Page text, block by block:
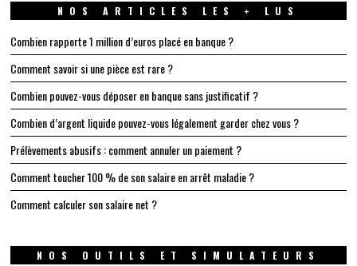
NOS ARTICLES LES + LUS
Combien rapporte 1 million d’euros placé en banque ?
Comment savoir si une pièce est rare ?
Combien pouvez-vous déposer en banque sans justificatif ?
Combien d’argent liquide pouvez-vous légalement garder chez vous ?
Prélèvements abusifs : comment annuler un paiement ?
Comment toucher 100 % de son salaire en arrêt maladie ?
Comment calculer son salaire net ?
NOS OUTILS ET SIMULATEURS